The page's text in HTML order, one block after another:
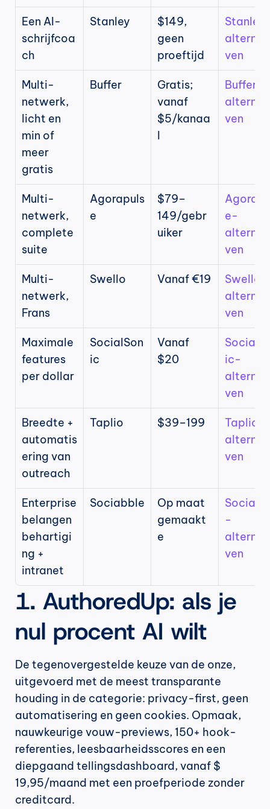
Een AI-
schrijfcoa
ch
Stanley
$149,
geen
proeftijd
ven
Multi-
netwerk,
licht en
min of
meer
gratis
Buffer
Gratis;
vanaf
$5/kanaa
l
Buffer-
ven
Multi-
netwerk,
complete
suite
Agorapuls
e
$79–
149/gebr
uiker
e-
ven
Multi-
netwerk,
Frans
Swello Vanaf €19
Swello-
ven
Maximale
features
per dollar
SocialSon
ic
Vanaf
$20
ic-
ven
Breedte +
automatis
ering van
outreach
Taplio $39–199
Taplio-
ven
Enterprise
belangen
behartigi
ng +
intranet
Sociabble
Op maat
gemaakt
e
-
ven
1. AuthoredUp: als je
nul procent AI wilt
De tegenovergestelde keuze van de onze,
uitgevoerd met de meest transparante
houding in de categorie: privacy-first, geen
automatisering en geen cookies. Opmaak,
nauwkeurige vouw-previews, 150+ hook-
referenties, leesbaarheidsscores en een
diepgaand tellingsdashboard, vanaf $
19,95/maand met een proefperiode zonder
creditcard.